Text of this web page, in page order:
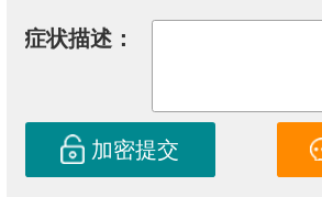
症状描述：
加密提交